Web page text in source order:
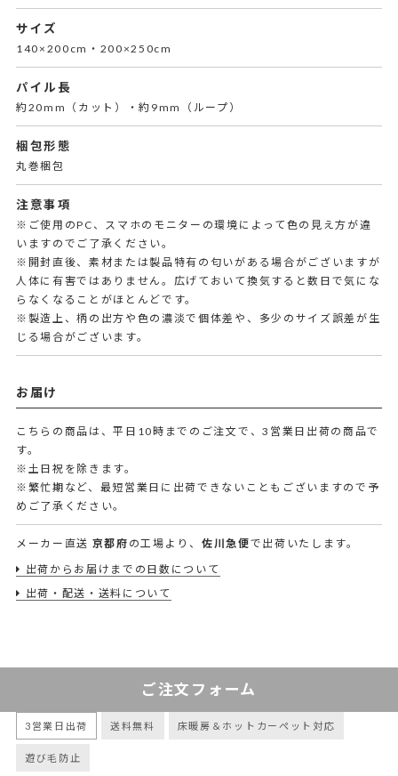
サイズ
140×200cm・200×250cm
パイル長
約20mm（カット）・約9mm（ループ）
梱包形態
丸巻梱包
注意事項
※ご使用のPC、スマホのモニターの環境によって色の見え方が違
いますのでご了承ください。
※開封直後、素材または製品特有の匂いがある場合がございますが
人体に有害ではありません。広げておいて換気すると数日で気にな
らなくなることがほとんどです。
※製造上、柄の出方や色の濃淡で個体差や、多少のサイズ誤差が生
じる場合がございます。
お届け
こちらの商品は、平日10時までのご注文で、3営業日出荷の商品で
す。
※土日祝を除きます。
※繁忙期など、最短営業日に出荷できないこともございますので予
めご了承ください。
メーカー直送 京都府 の工場より、 佐川急便で出荷いたします。
出荷からお届けまでの日数について
出荷・配送・送料について
ご注文フォーム
3営業日出荷 送料無料 床暖房＆ホットカーペット対応
遊び毛防止